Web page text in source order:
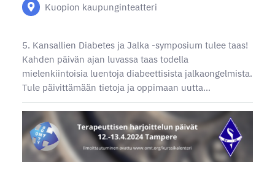
Kuopion kaupunginteatteri
5. Kansallien Diabetes ja Jalka -symposium tulee taas!
Kahden päivän ajan luvassa taas todella
mielenkiintoisia luentoja diabeettisista jalkaongelmista.
Tule päivittämään tietoja ja oppimaan uutta…